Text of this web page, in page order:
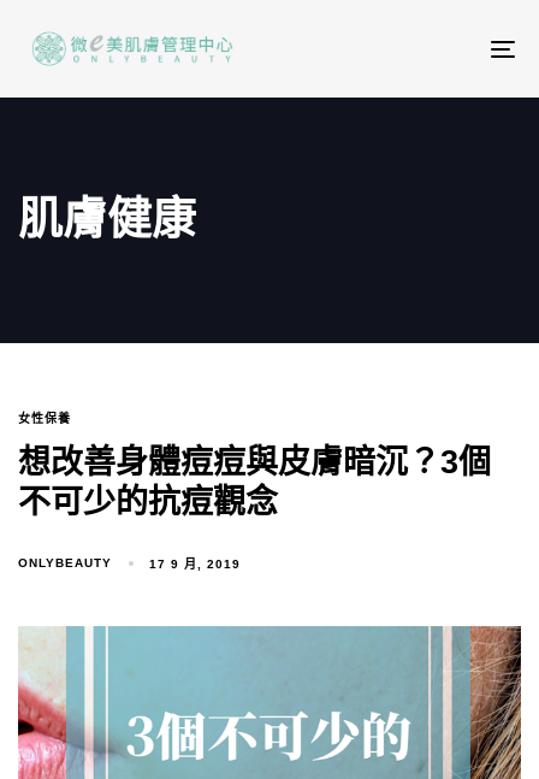
肌膚健康
女性保養
想改善身體痘痘與皮膚暗沉？3個
不可少的抗痘觀念
ONLYBEAUTY 17 9 月, 2019